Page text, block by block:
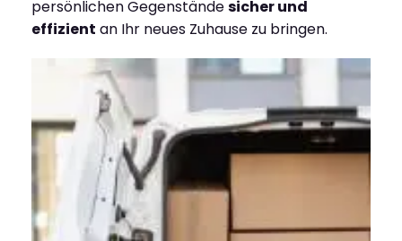
persönlichen Gegenständesicher und
effizient an Ihr neues Zuhause zu bringen.